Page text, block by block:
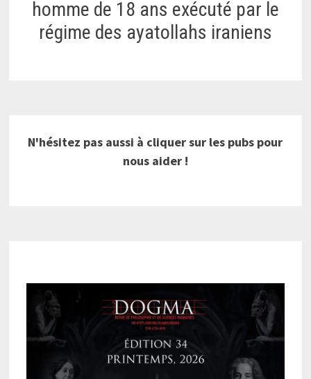
homme de 18 ans exécuté par le
régime des ayatollahs iraniens
N'hésitez pas aussi à cliquer sur les pubs pour
nous aider !